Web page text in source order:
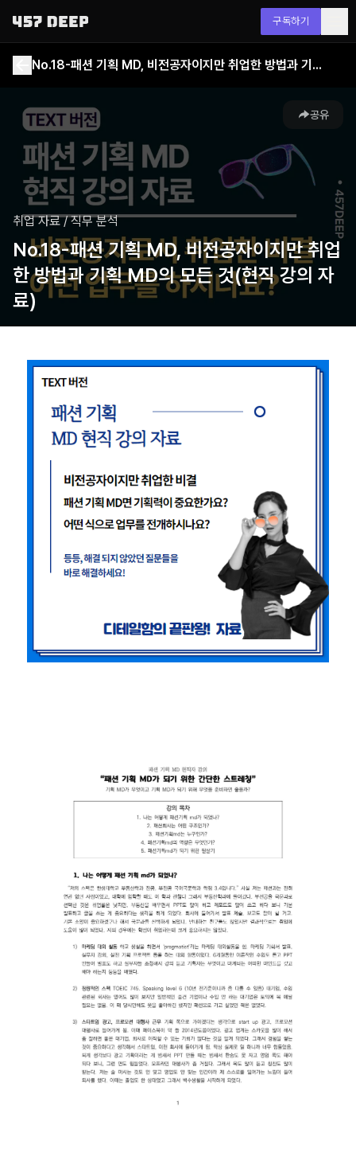
구독하기
No.18-패션 기획 MD, 비전공자이지만 취업한 방법과 기획 MD의 모든 것(현직 강의 자료)
공유
취업 자료/직무 분석
No.18-패션 기획 MD, 비전공자이지만 취업
한 방법과 기획 MD의 모든 것(현직 강의 자
료)